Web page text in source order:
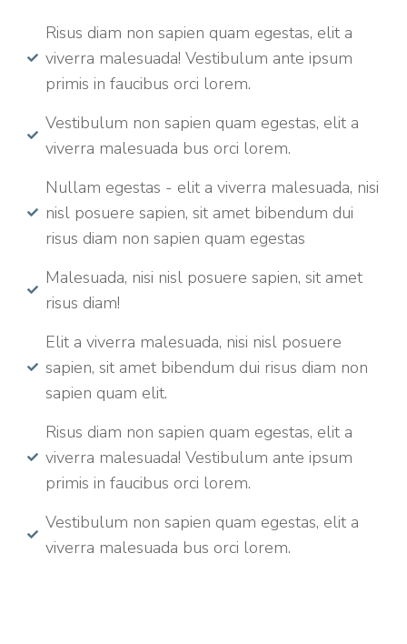
Risus diam non sapien quam egestas, elit a
viverra malesuada! Vestibulum ante ipsum
primis in faucibus orci lorem.
Vestibulum non sapien quam egestas, elit a
viverra malesuada bus orci lorem.
Nullam egestas - elit a viverra malesuada, nisi
nisl posuere sapien, sit amet bibendum dui
risus diam non sapien quam egestas
Malesuada, nisi nisl posuere sapien, sit amet
risus diam!
Elit a viverra malesuada, nisi nisl posuere
sapien, sit amet bibendum dui risus diam non
sapien quam elit.
Risus diam non sapien quam egestas, elit a
viverra malesuada! Vestibulum ante ipsum
primis in faucibus orci lorem.
Vestibulum non sapien quam egestas, elit a
viverra malesuada bus orci lorem.